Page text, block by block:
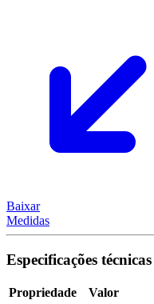
Baixar
Medidas
Especificações técnicas
Propriedade
Valor